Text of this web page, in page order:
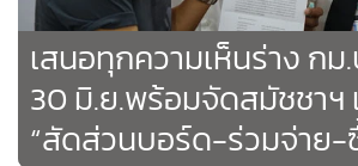
เสนอทุกความเห็นร่าง ก
30 มิ.ย.พร้อมจัดสมัชชาฯ
“สัดส่วนบอร์ด-ร่วมจ่าย-